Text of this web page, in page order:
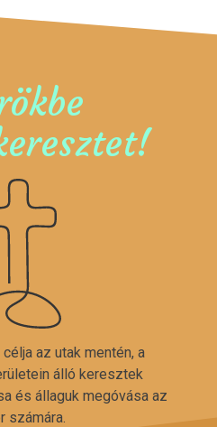
az utak mentén, a
álló keresztek
és állaguk megóvása az
számára.